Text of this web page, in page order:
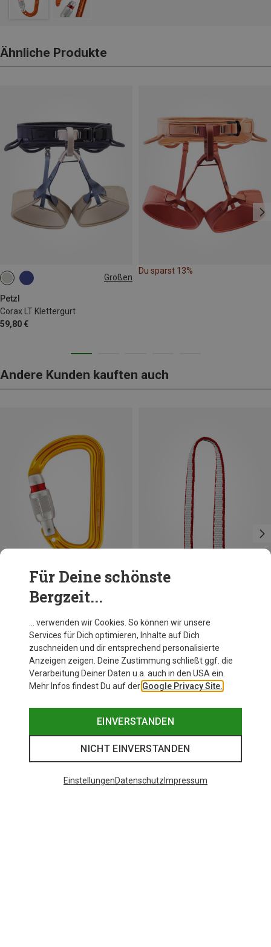
Ähnliche Produkte
Größen
Petzl
Corax LT Klettergurt
59,80 €
65-71CM
77-84CM
92-100CM
Du sparst 13%
Andere Kunden kauften auch
S´MD Screw Karabiner
SCREW-LOCK
Petzl
St'Anneau Bandschlinge
15,00 €
Für Deine schönste
Bergzeit...
… verwenden wir Cookies. So können wir unsere
Services für Dich optimieren, Inhalte auf Dich
zuschneiden und dir entsprechend personalisierte
Anzeigen zeigen. Deine Zustimmung schließt ggf. die
Verarbeitung Deiner Daten u.a. auch in den USA ein.
Mehr Infos findest Du auf der Google Privacy Site.
EINVERSTANDEN
NICHT EINVERSTANDEN
EinstellungenDatenschutz Impressum